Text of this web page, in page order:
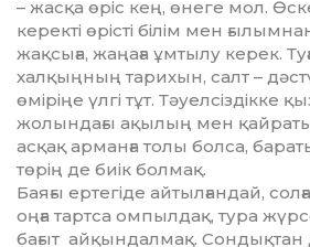
– жасқа өріс кең, өнеге мол.
керекті өрісті білім мен
жақсыға, жаңаға ұмтылу керек.
халқыңның тарихын, салт –
өміріңе үлгі тұт. Тәуел­сіз­дік­ке
жолындағы ақы­лың мен
асқақ арманға толы болса,
төрің де биік болмақ.
Баяғы ертегіде айтылғандай,
оңға тарт­са омпылдақ, тура
бағыт айқын­дал­мақ. Сон­дықтан